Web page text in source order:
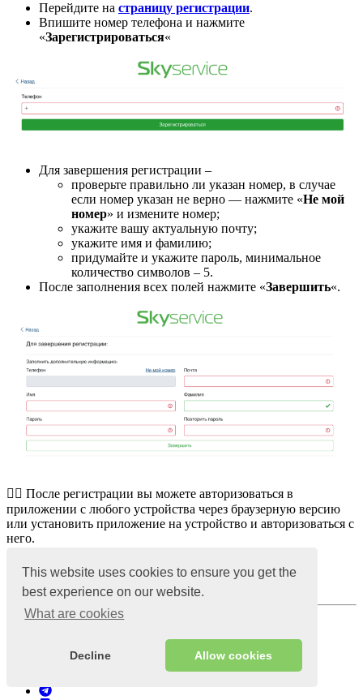
This website uses cookies to ensure you get the
best experience on our website.
What are cookies
Decline Allow cookies
Перейдите на страницу регистрации.
Впишите номер телефона и нажмите
«Зарегистрироваться«
Для завершения регистрации –
проверьте правильно ли указан номер, в случае
если номер указан не верно — нажмите «Не мой
номер» и измените номер;
укажите вашу актуальную почту;
укажите имя и фамилию;
придумайте и укажите пароль, минимальное
количество символов – 5.
После заполнения всех полей нажмите «Завершить«.
☝🏻 После регистрации вы можете авторизоваться в
приложении с любого устройства через браузерную версию
или установить приложение на устройство и авторизоваться с
него.
☝🏻 Авторизируйтесь в программе всего в один клик,
перейдите по
для ознакомления.
Просмотры:27814
Последнее обновление:
1 февраля 2023;